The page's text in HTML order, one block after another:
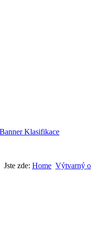
Jste zde: Home Výtvarný